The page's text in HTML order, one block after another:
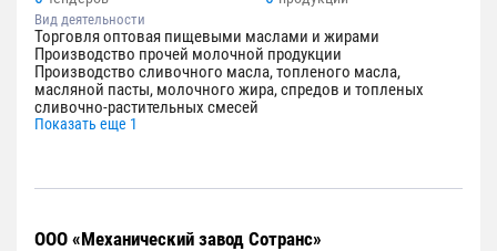
Вид деятельности
Торговля оптовая пищевыми маслами и жирами
Производство прочей молочной продукции
Производство сливочного масла, топленого масла,
масляной пасты, молочного жира, спредов и топленых
сливочно-растительных смесей
Показать еще 1
ООО «Механический завод Сотранс»